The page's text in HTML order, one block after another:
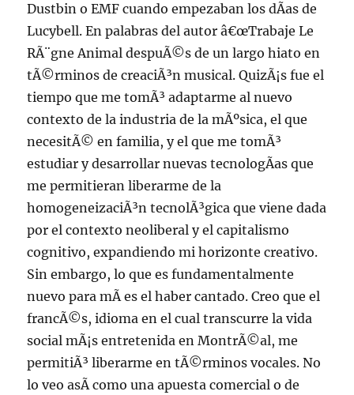
Dustbin o EMF cuando empezaban los dÃ­as de
Lucybell. En palabras del autor â€œTrabaje Le
RÃ¨gne Animal despuÃ©s de un largo hiato en
tÃ©rminos de creaciÃ³n musical. QuizÃ¡s fue el
tiempo que me tomÃ³ adaptarme al nuevo
contexto de la industria de la mÃºsica, el que
necesitÃ© en familia, y el que me tomÃ³
estudiar y desarrollar nuevas tecnologÃ­as que
me permitieran liberarme de la
homogeneizaciÃ³n tecnolÃ³gica que viene dada
por el contexto neoliberal y el capitalismo
cognitivo, expandiendo mi horizonte creativo.
Sin embargo, lo que es fundamentalmente
nuevo para mÃ­ es el haber cantado. Creo que el
francÃ©s, idioma en el cual transcurre la vida
social mÃ¡s entretenida en MontrÃ©al, me
permitiÃ³ liberarme en tÃ©rminos vocales. No
lo veo asÃ­ como una apuesta comercial o de